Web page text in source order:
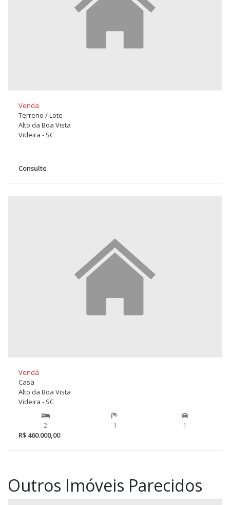
Venda
Terreno / Lote
Alto da Boa Vista
Videira - SC
Consulte
Venda
Casa
Alto da Boa Vista
Videira - SC
2 1
1
R$ 460.000,00
Outros Imóveis Parecidos